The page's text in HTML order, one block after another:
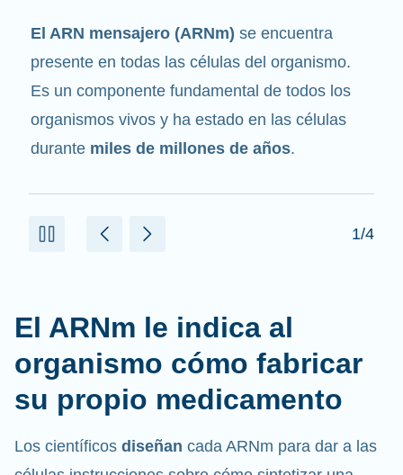
Como su nombre indica, el ARNm es un
mensajero. Interactúa con otros componentes
de las células que ayudan a sintetizar las
proteínas.
2/4
El ARNm le indica al
organismo cómo fabricar
su propio medicamento
Los científicos diseñan cada ARNm para dar a las